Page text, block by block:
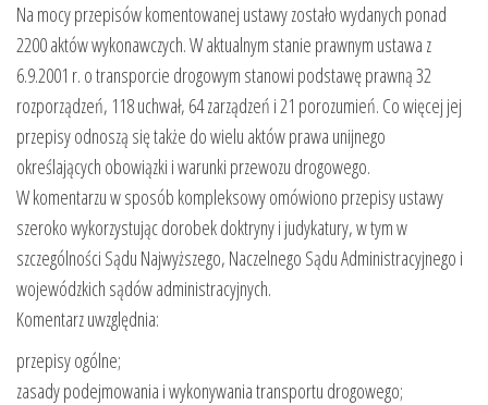
Na mocy przepisów komentowanej ustawy zostało wydanych ponad
2200 aktów wykonawczych. W aktualnym stanie prawnym ustawa z
6.9.2001 r. o transporcie drogowym stanowi podstawę prawną 32
rozporządzeń, 118 uchwał, 64 zarządzeń i 21 porozumień. Co więcej jej
przepisy odnoszą się także do wielu aktów prawa unijnego
określających obowiązki i warunki przewozu drogowego.
W komentarzu w sposób kompleksowy omówiono przepisy ustawy
szeroko wykorzystując dorobek doktryny i judykatury, w tym w
szczególności Sądu Najwyższego, Naczelnego Sądu Administracyjnego i
wojewódzkich sądów administracyjnych.
Komentarz uwzględnia:
przepisy ogólne;
zasady podejmowania i wykonywania transportu drogowego;